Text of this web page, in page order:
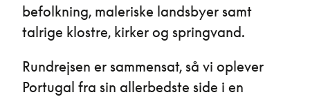
befolkning, maleriske landsbyer samt
talrige klostre, kirker og springvand.
Rundrejsen er sammensat, så vi oplever
Portugal fra sin allerbedste side i en